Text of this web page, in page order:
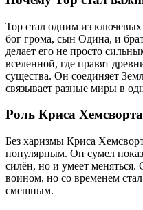
Тор стал одним из
бог грома, сын Одина, и
делает его не просто
вселенной, где правят
существа. Он соединяет
связывает разные миры в
Роль Криса Хемсворта
Без харизмы Криса
популярным. Он сумел
силён, но и умеет
воином, но со временем
смешным.